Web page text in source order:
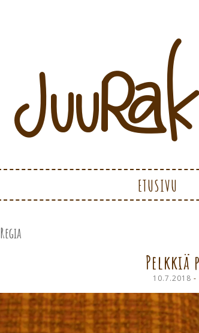
JUURAKKO
ETUSIVU
Regia
Pelkkiä
10.7.2018